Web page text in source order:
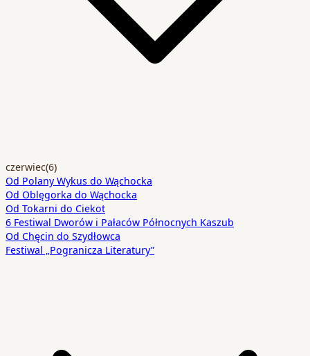
czerwiec(6)
Od Polany Wykus do Wąchocka
Od Oblęgorka do Wąchocka
Od Tokarni do Ciekot
6 Festiwal Dworów i Pałaców Północnych Kaszub
Od Chęcin do Szydłowca
Festiwal „Pogranicza Literatury”